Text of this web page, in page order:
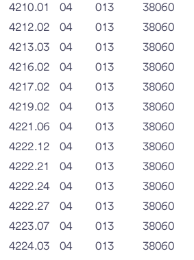
4210.01 04 013
38060
4212.02 04 013
38060
4213.03 04 013
38060
4216.02 04 013
38060
4217.02 04 013
38060
4219.02 04 013
38060
4221.06 04 013
38060
4222.12 04 013
38060
4222.21 04 013
38060
4222.24 04 013
38060
4222.27 04 013
38060
4223.07 04 013
38060
4224.03 04 013
38060